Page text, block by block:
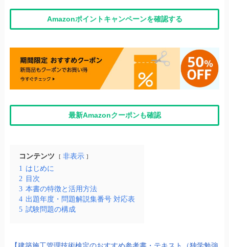
Amazonポイントキャンペーンを確認する
最新Amazonクーポンも確認
コンテンツ
非表示
1 はじめに
2 目次
3 本書の特徴と活用方法
4 出題年度・問題解説集番号 対応表
5 試験問題の構成